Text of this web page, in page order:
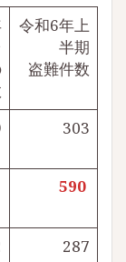
令和6年上
半期
盗難件数
303
590
287